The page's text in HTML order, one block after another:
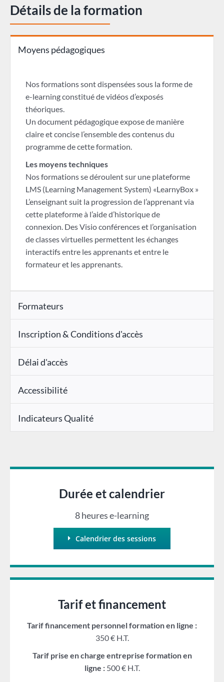
Détails de la formation
Moyens pédagogiques
Nos formations sont dispensées sous la forme de
e-learning constitué de vidéos d’exposés
théoriques.
Un document pédagogique expose de manière
claire et concise l’ensemble des contenus du
programme de cette formation.
Les moyens techniques
Nos formations se déroulent sur une plateforme
LMS (Learning Management System) «LearnyBox »
L’enseignant suit la progression de l’apprenant via
cette plateforme à l’aide d’historique de
connexion. Des Visio conférences et l’organisation
de classes virtuelles permettent les échanges
interactifs entre les apprenants et entre le
formateur et les apprenants.
Formateurs
Inscription & Conditions d'accès
Délai d'accès
Accessibilité
Indicateurs Qualité
Durée et calendrier
8 heures e-learning
Calendrier des sessions
Tarif et financement
Tarif financement personnel formation en ligne :
350 € H.T.
Tarif prise en charge entreprise formation en
ligne : 500 € H.T.